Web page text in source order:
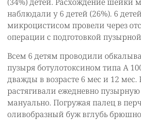
наблюдали у 6 детей (26%). 6
микроцистисом провели через
операции с подготовкой
Всем 6 детям проводили
пузыря ботулотоксином типа А
дважды в возрасте 6 мес и 12 мес.
растягивали ежедневно
мануально. Погружая палец в
оливобразный буж вглубь